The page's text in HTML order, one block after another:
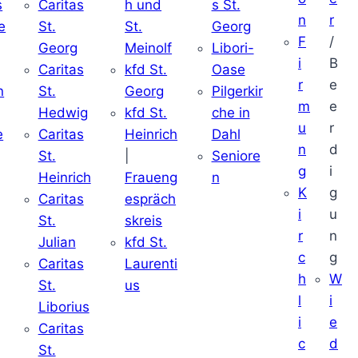
Caritas
St.
Georg
Caritas
St.
Hedwig
Caritas
St.
Heinrich
Caritas
St.
Julian
Caritas
St.
Liborius
Caritas
St.
h und
St.
Meinolf
kfd St.
Georg
kfd St.
Heinrich
Fraueng
espräch
skreis
kfd St.
Laurenti
us
s St.
Georg
Libori-
Oase
Pilgerkir
che in
Dahl
Seniore
n
n
F
i
r
m
u
n
g
K
i
r
c
h
l
i
c
r
/
B
e
e
r
d
i
g
u
n
g
W
i
e
d